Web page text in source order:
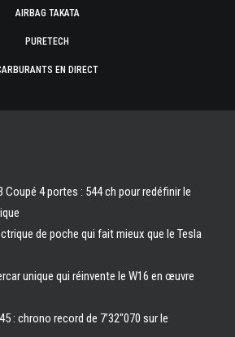
AIRBAG TAKATA
PURETECH
EN DIRECT
Coupé 4 portes : 544 ch pour redéfinir le
de poche qui fait mieux que le Tesla
unique qui réinvente le W16 en œuvre
: chrono record de 7’32″070 sur le